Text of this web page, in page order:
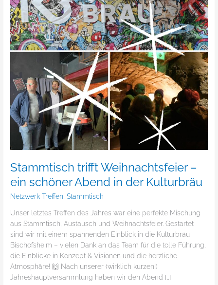
Stammtisch trifft Weihnachtsfeier –
ein schöner Abend in der Kulturbräu
Netzwerk Treffen ,Stammtisch
Unser letztes Treffen des Jahres war eine perfekte Mischung
aus Stammtisch, Austausch und Weihnachtsfeier. Gestartet
sind wir mit einem spannenden Einblick in die Kulturbräu
Bischofsheim – vielen Dank an das Team für die tolle Führung,
die Einblicke in Konzept & Visionen und die herzliche
Atmosphäre! 🙌 Nach unserer (wirklich kurzen!)
Jahreshauptversammlung haben wir den Abend […]
schöner
Abend
in
der
Kulturbräu